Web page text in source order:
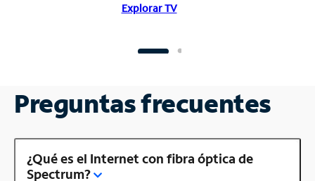
Explorar TV
Preguntas frecuentes
¿Qué es el Internet con fibra óptica de
Spectrum?